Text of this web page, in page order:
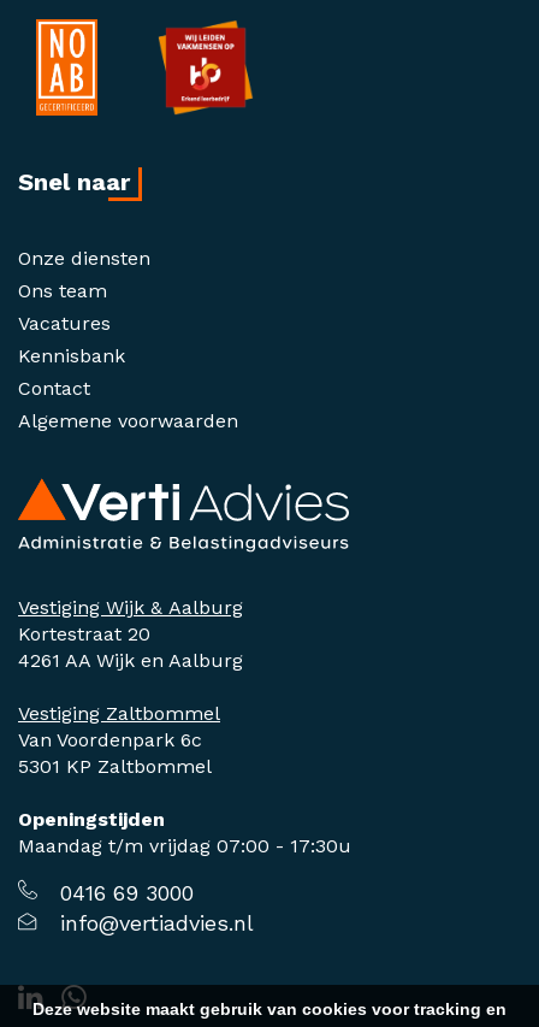
Vestiging Wijk & Aalburg
Kortestraat 20
4261 AA Wijk en Aalburg
Vestiging Zaltbommel
Van Voordenpark 6c
5301 KP Zaltbommel
Openingstijden
Maandag t/m vrijdag 07:00 - 17:30u
0416 69 3000
info@vertiadvies.nl
Snel naar
Onze diensten
Ons team
Vacatures
Kennisbank
Contact
Algemene voorwaarden
Deze website maakt gebruik van cookies voor tracking en